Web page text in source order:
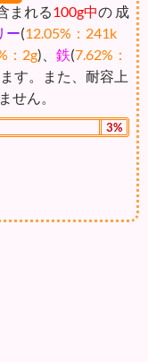
まれる100g中の 成
ー(12.05%：241k
：2g)、 鉄(7.62%：
す。また、耐容上
せん。
3%